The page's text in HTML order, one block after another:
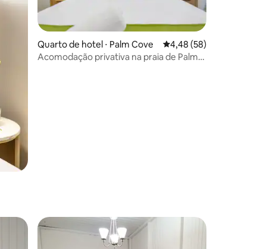
Quarto de hotel ⋅ Palm Cove 4,48 de uma
4,48 (58)
Acomodação privativa na praia de Palm